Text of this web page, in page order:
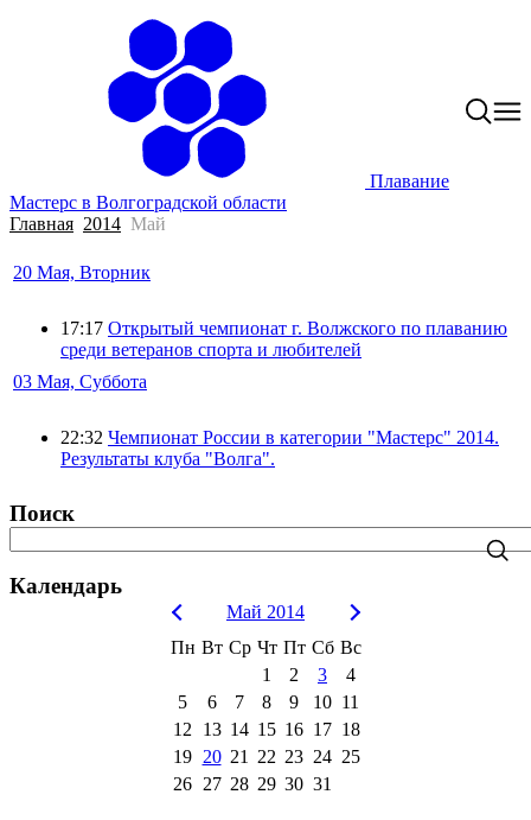
Плавание
Мастерс в Волгоградской области
Главная 2014 Май
20 Мая, Вторник
17:17 Открытый чемпионат г. Волжского по плаванию
среди ветеранов спорта и любителей
03 Мая, Суббота
22:32 Чемпионат России в категории "Мастерс" 2014.
Результаты клуба "Волга".
Поиск
Календарь
Май 2014
Пн Вт Ср Чт Пт Сб Вс
1
2 3
4
5
6 7 8 9 10 11
12 13 14 15 16 17 18
19 20 21 22 23 24 25
26 27 28 29 30 31